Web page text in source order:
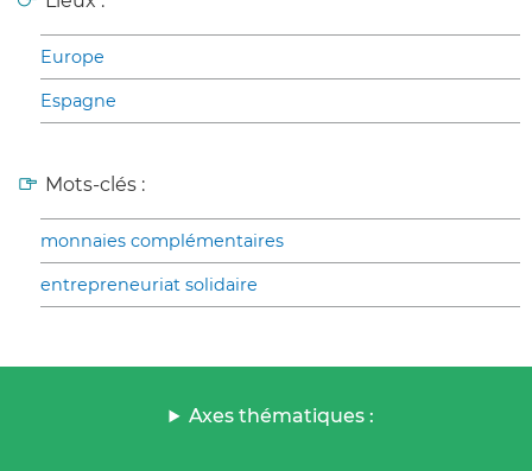
Europe
Espagne
Mots-clés :
monnaies complémentaires
entrepreneuriat solidaire
Axes thématiques :